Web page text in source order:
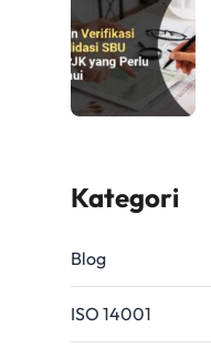
Kategori
Blog
ISO 14001